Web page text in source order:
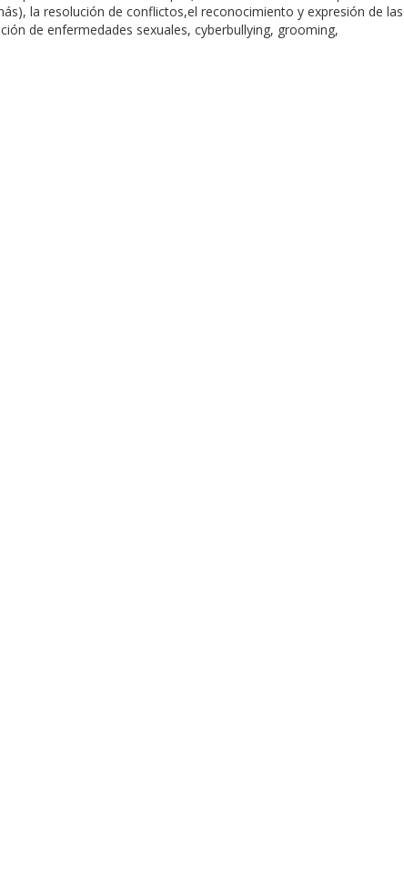
la resolución de conflictos,el reconocimiento y expresión de las
de enfermedades sexuales, cyberbullying, grooming,